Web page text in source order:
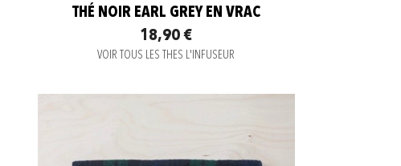
THÉ NOIR EARL GREY EN VRAC
18,90 €
VOIR TOUS LES THES L'INFUSEUR